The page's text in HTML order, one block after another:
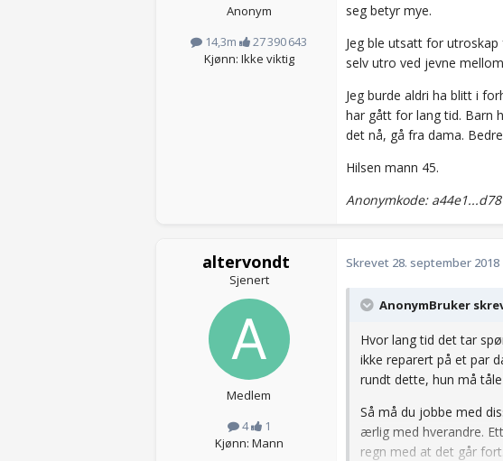
Anonym
14,3m
27 390 643
Kjønn: Ikke viktig
seg betyr mye.
Jeg ble utsatt for
selv utro ved jevne
Jeg burde aldri ha blitt i
har gått for lang tid. Barn
det nå, gå fra dama.
Hilsen mann 45.
Anonymkode: a44e1...d78
altervondt
Sjenert
Medlem
4
1
Kjønn: Mann
Skrevet 28. september 2018
AnonymBruker skrev
Hvor lang tid det tar
ikke reparert på et par
rundt dette, hun må
Så må du jobbe med
ærlig med hverandre.
regn med at det går